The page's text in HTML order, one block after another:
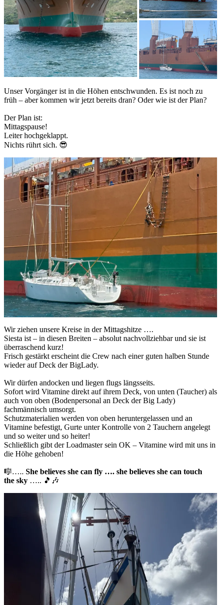
Unser Vorgänger ist in die Höhen entschwunden. Es ist noch zu
früh – aber kommen wir jetzt bereits dran? Oder wie ist der Plan?
Der Plan ist:
Mittagspause!
Leiter hochgeklappt.
Nichts rührt sich. 😎
Wir ziehen unsere Kreise in der Mittagshitze ….
Siesta ist – in diesen Breiten – absolut nachvollziehbar und sie ist
überraschend kurz!
Frisch gestärkt erscheint die Crew nach einer guten halben Stunde
wieder auf Deck der BigLady.
Wir dürfen andocken und liegen flugs längsseits.
Sofort wird Vitamine direkt auf ihrem Deck, von unten (Taucher) als
auch von oben (Bodenpersonal an Deck der Big Lady)
fachmännisch umsorgt.
Schutzmaterialien werden von oben heruntergelassen und an
Vitamine befestigt, Gurte unter Kontrolle von 2 Tauchern angelegt
und so weiter und so heiter!
Schließlich gibt der Loadmaster sein OK – Vitamine wird mit uns in
die Höhe gehoben!
🎼….. She believes she can fly …. she believes she can touch
the sky ….. 🎵🎶